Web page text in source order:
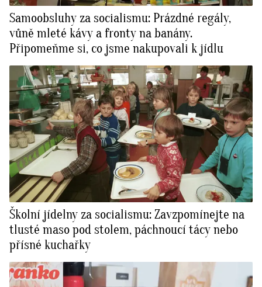
Samoobsluhy za socialismu: Prázdné regály,
vůně mleté kávy a fronty na banány.
Připomeňme si, co jsme nakupovali k jídlu
Školní jídelny za socialismu: Zavzpomínejte na
tlusté maso pod stolem, páchnoucí tácy nebo
přísné kuchařky